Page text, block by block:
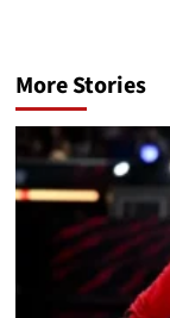
More Stories